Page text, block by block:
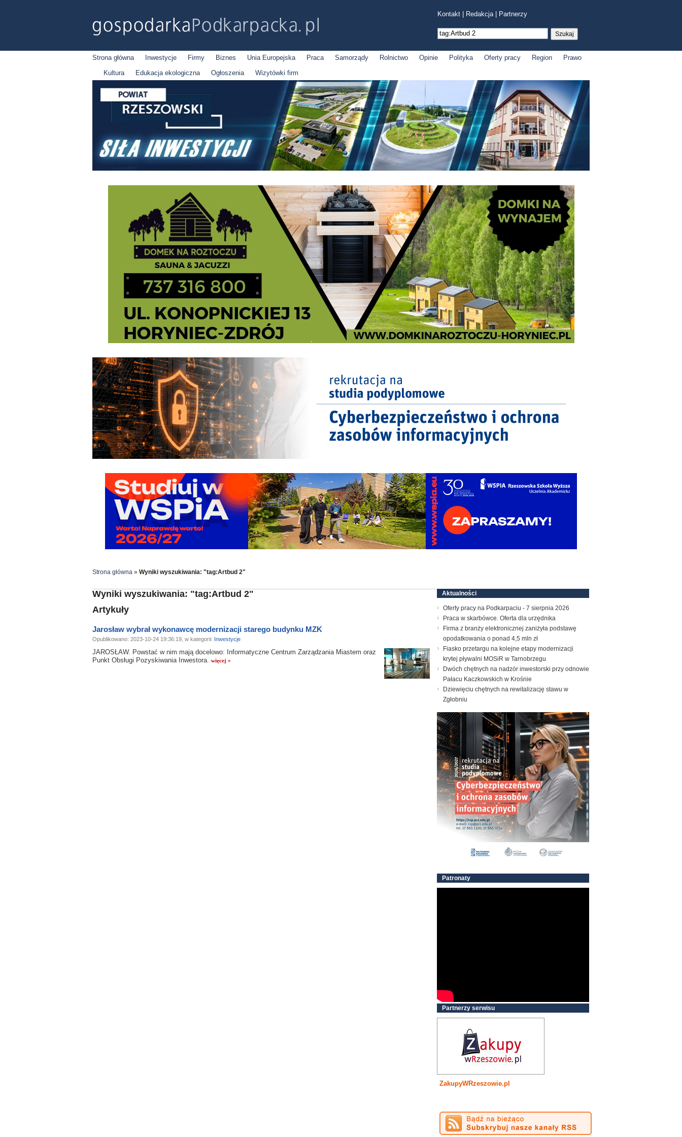
Kontakt Redakcja| Partnerzy
Strona główna Inwestycje Firmy Biznes Unia Europejska Praca Samorządy Rolnictwo Opinie Polityka Oferty pracy Region
Prawo
Kultura
Edukacja ekologiczna Ogłoszenia Wizytówki firm
Strona główna » Wyniki wyszukiwania: "tag:Artbud 2"
Wyniki wyszukiwania: "tag:Artbud 2"
Artykuły
Jarosław wybrał wykonawcę modernizacji starego budynku MZK
Opublikowano: 2023-10-24 19:36:19, w kategorii: Inwestycje
JAROSŁAW. Powstać w nim mają docelowo: Informatyczne Centrum Zarządzania Miastem oraz
Punkt Obsługi Pozyskiwania Inwestora. więcej »
Aktualności
Oferty pracy na Podkarpaciu - 7 sierpnia 2026
Praca w skarbówce. Oferta dla urzędnika
Firma z branży elektronicznej zaniżyła podstawę
opodatkowania o ponad 4,5 mln zł
Fiasko przetargu na kolejne etapy modernizacji
krytej pływalni MOSiR w Tarnobrzegu
Dwóch chętnych na nadzór inwestorski przy odnowie
Pałacu Kaczkowskich w Krośnie
Dziewięciu chętnych na rewitalizację stawu w
Zgłobniu
Patronaty
Partnerzy serwisu
ZakupyWRzeszowie.pl